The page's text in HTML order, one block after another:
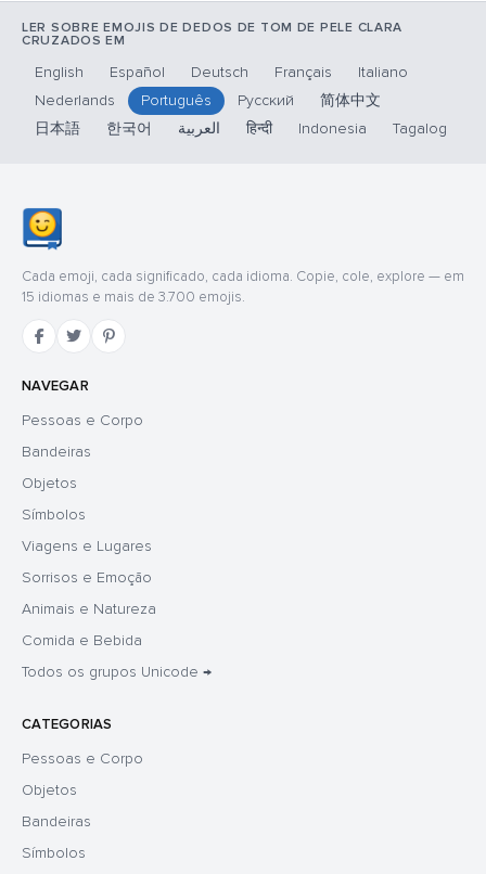
LER SOBRE EMOJIS DE DEDOS DE TOM DE PELE CLARA
CRUZADOS EM
English Español Deutsch Français
Italiano
Nederlands
Português Русский
简体中文
日本語
한국어 العربية हिन्दी Indonesia Tagalog
Cada emoji, cada significado, cada idioma. Copie, cole, explore — em
15 idiomas e mais de 3.700 emojis.
NAVEGAR
Pessoas e Corpo
Bandeiras
Objetos
Símbolos
Viagens e Lugares
Sorrisos e Emoção
Animais e Natureza
Comida e Bebida
Todos os grupos Unicode →
CATEGORIAS
Pessoas e Corpo
Objetos
Bandeiras
Símbolos